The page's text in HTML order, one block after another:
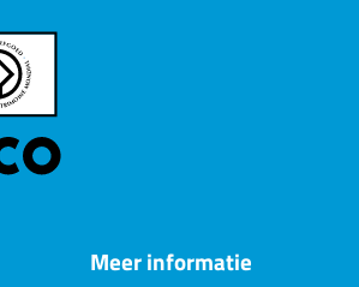
Meer informatie